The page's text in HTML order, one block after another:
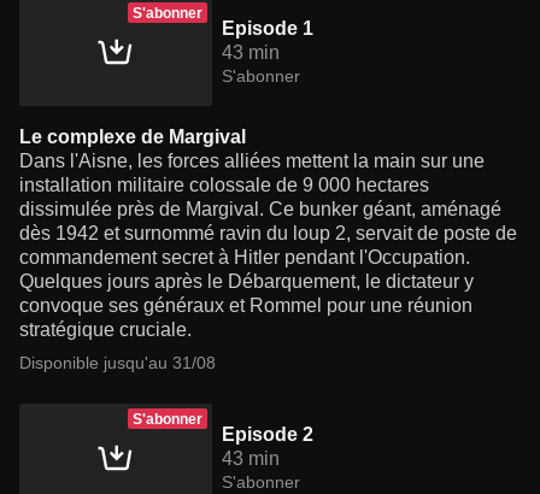
S'abonner
Episode 1
43 min
S'abonner
Le complexe de Margival
Dans l'Aisne, les forces alliées mettent la main sur une
installation militaire colossale de 9 000 hectares
dissimulée près de Margival. Ce bunker géant, aménagé
dès 1942 et surnommé ravin du loup 2, servait de poste de
commandement secret à Hitler pendant l'Occupation.
Quelques jours après le Débarquement, le dictateur y
convoque ses généraux et Rommel pour une réunion
stratégique cruciale.
Disponible jusqu'au 31/08
S'abonner
Episode 2
43 min
S'abonner